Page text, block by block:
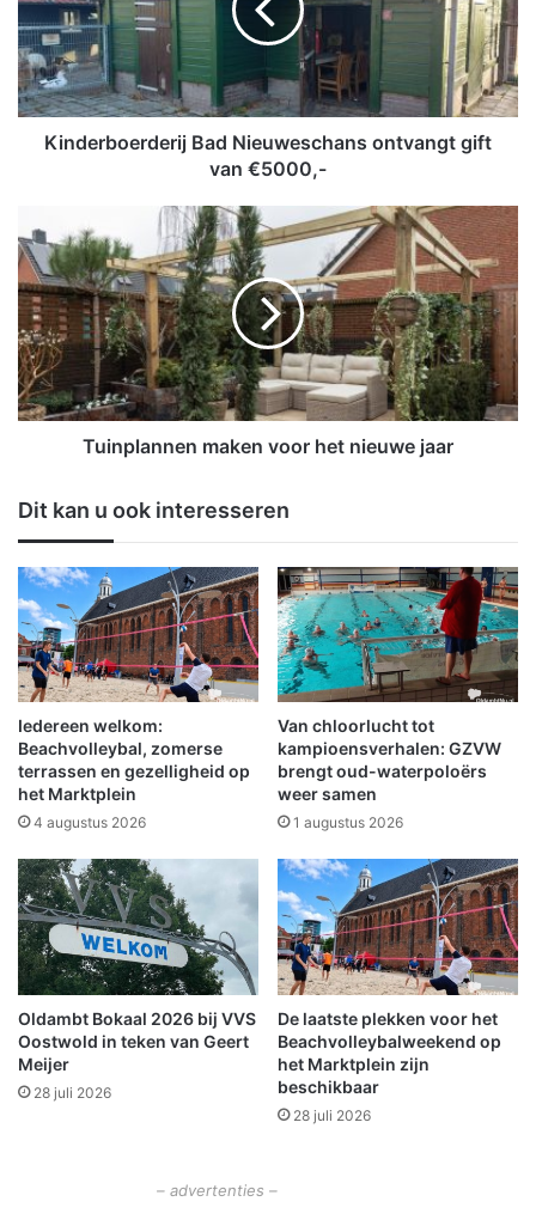
r
b
o
e
i
j
B
a
d
N
i
e
s
c
h
s
o
n
t
v
a
n
g
g
i
f
t
v
a
n
€
5
0
Kinderboerderij Bad Nieuweschans ontvangt gift
van €5000,-
u
i
n
p
l
a
n
n
a
k
e
n
v
o
o
r
h
e
t
n
i
u
w
e
j
a
a
r
Tuinplannen maken voor het nieuwe jaar
Dit kan u ook interesseren
Iedereen welkom:
Beachvolleybal, zomerse
terrassen en gezelligheid op
het Marktplein
4 augustus 2026
Van chloorlucht tot
kampioensverhalen: GZVW
brengt oud-waterpoloërs
weer samen
1 augustus 2026
Oldambt Bokaal 2026 bij VVS
Oostwold in teken van Geert
Meijer
28 juli 2026
De laatste plekken voor het
Beachvolleybalweekend op
het Marktplein zijn
beschikbaar
28 juli 2026
– advertenties –